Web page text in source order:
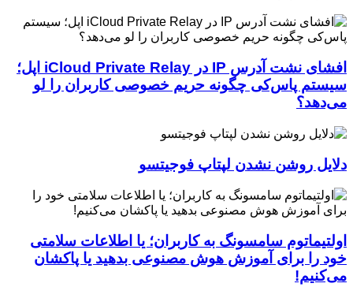
افشای نشت آدرس IP در iCloud Private Relay اپل؛
سیستم پاس‌کی چگونه حریم خصوصی کاربران را لو
می‌دهد؟
دلایل روشن نشدن لپتاپ فوجیتسو
اولتیماتوم سامسونگ به کاربران؛ یا اطلاعات سلامتی
خود را برای آموزش هوش مصنوعی بدهید یا پاکشان
می‌کنیم!